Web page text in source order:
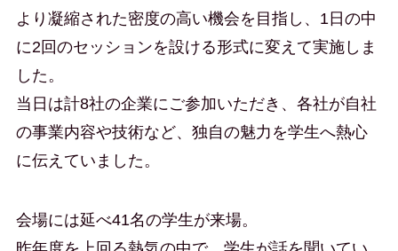
より凝縮された密度の高い機会を目指し、1日の中
に2回のセッションを設ける形式に変えて実施しま
した。
当日は計8社の企業にご参加いただき、各社が自社
の事業内容や技術など、独自の魅力を学生へ熱心
に伝えていました。
会場には延べ41名の学生が来場。